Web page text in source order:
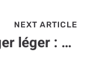
NEXT ARTICLE
voyager léger : quand la high-tech allège nos bagages